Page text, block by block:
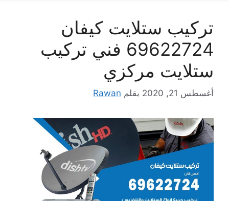
تركيب ستلايت كيفان
69622724 فني تركيب
ستلايت مركزي
أغسطس 21, 2020 بقلم Rawan